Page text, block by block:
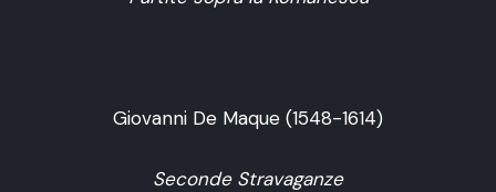
Giovanni De Maque (1548-1614)
Seconde Stravaganze